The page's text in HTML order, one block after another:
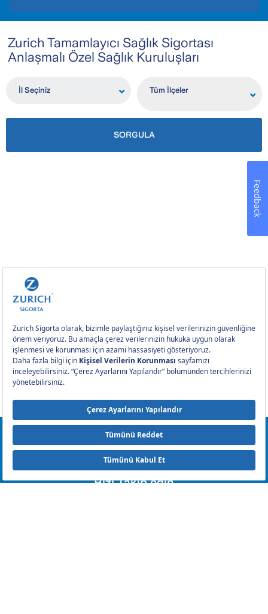
Zurich Tamamlayıcı Sağlık Sigortası
Anlaşmalı Özel Sağlık Kuruluşları
İl Seçiniz Tüm İlçeler
SORGULA
0212 393 2000
Bizi Takip edin
Feedback